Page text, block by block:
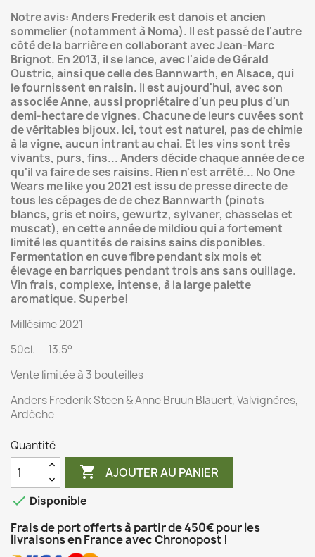
Notre avis: Anders Frederik est danois et ancien
sommelier (notamment à Noma). Il est passé de l'autre
côté de la barrière en collaborant avec Jean-Marc
Brignot. En 2013, il se lance, avec l'aide de Gérald
Oustric, ainsi que celle des Bannwarth, en Alsace, qui
le fournissent en raisin. Il est aujourd'hui, avec son
associée Anne, aussi propriétaire d'un peu plus d'un
demi-hectare de vignes. Chacune de leurs cuvées sont
de véritables bijoux. Ici, tout est naturel, pas de chimie
à la vigne, aucun intrant au chai. Et les vins sont très
vivants, purs, fins... Anders décide chaque année de ce
qu'il va faire de ses raisins. Rien n'est arrêté... No One
Wears me like you 2021 est issu de presse directe de
tous les cépages de de chez Bannwarth (pinots
blancs, gris et noirs, gewurtz, sylvaner, chasselas et
muscat), en cette année de mildiou qui a fortement
limité les quantités de raisins sains disponibles.
Fermentation en cuve fibre pendant six mois et
élevage en barriques pendant trois ans sans ouillage.
Vin frais, complexe, intense, à la large palette
aromatique. Superbe!
Millésime 2021
50cl. 13.5°
Vente limitée à 3 bouteilles
Anders Frederik Steen & Anne Bruun Blauert, Valvignères,
Ardèche
Quantité
 AJOUTER AU PANIER
 Disponible
Frais de port offerts à partir de 450€ pour les
livraisons en France avec Chronopost !